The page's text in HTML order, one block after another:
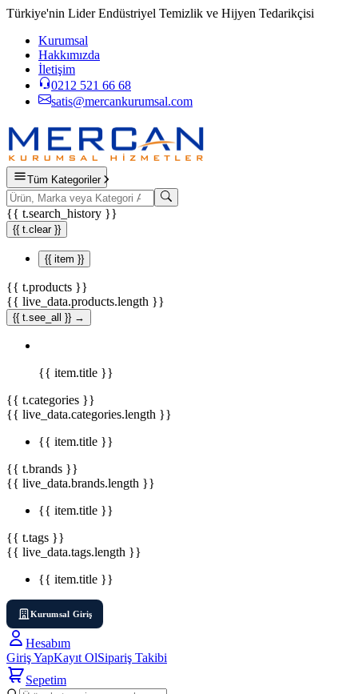
Türkiye'nin Lider Endüstriyel Temizlik ve Hijyen Tedarikçisi
Kurumsal
Hakkımızda
İletişim
0212 521 66 68
satis@mercankurumsal.com
Tüm Kategoriler
{{ t.search_history }}
{{ t.clear }}
{{ item }}
{{ t.products }}
{{ live_data.products.length }}
{{ t.see_all }} →
{{ item.title }}
{{ t.categories }}
{{ live_data.categories.length }}
{{ item.title }}
{{ t.brands }}
{{ live_data.brands.length }}
{{ item.title }}
{{ t.tags }}
{{ live_data.tags.length }}
{{ item.title }}
Kurumsal Giriş
Hesabım
Giriş YapKayıt OlSipariş Takibi
Sepetim